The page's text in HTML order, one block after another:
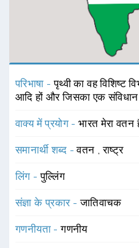
परिभाषा -पृथ्वी का वह विशिष्ट
आदि हों और जिसका एक संविधान
वाक्य में प्रयोग -भारत मेरा वतन
समानार्थी शब्द -वतन ,राष्ट्र
लिंग -पुल्लिंग
संज्ञा के प्रकार -जातिवाचक
गणनीयता -गणनीय